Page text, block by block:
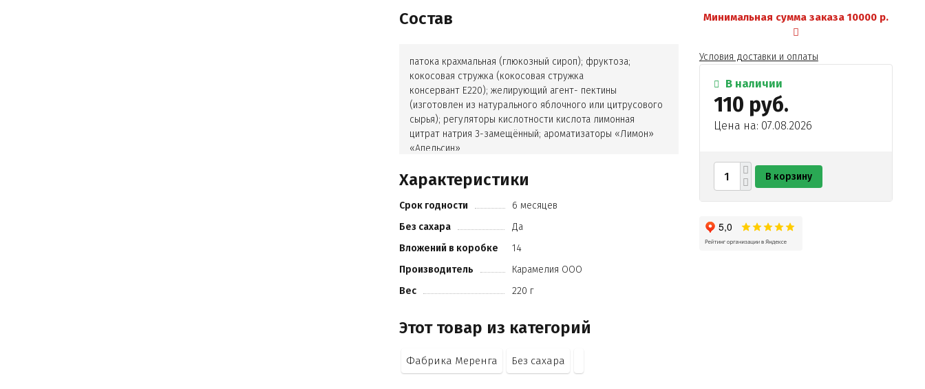
Состав
патока крахмальная (глюкозный сироп); фруктоза;
кокосовая стружка (кокосовая стружка
консервант Е220); желирующий агент- пектины
(изготовлен из натурального яблочного или цитрусового
сырья); регуляторы кислотности кислота лимонная
цитрат натрия 3-замещённый; ароматизаторы «Лимон»
«Апельсин»
куркумин
экстракт паприки.
Характеристики
Срок годности
6 месяцев
Без сахара
Да
Вложений в коробке
14
Производитель
Карамелия ООО
Вес
220 г
Этот товар из категорий
Фабрика Меренга Без сахара
Минимальная сумма заказа 10000 р.
Условия доставки и оплаты
В наличии
110 руб.
Цена на: 07.08.2026
В корзину